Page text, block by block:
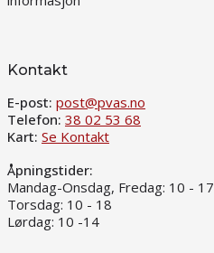
Kontakt
E-post: post@pvas.no
Telefon: 38 02 53 68
Kart: Se Kontakt
Åpningstider:
Mandag-Onsdag, Fredag: 10 - 17
Torsdag: 10 - 18
Lørdag: 10 -14